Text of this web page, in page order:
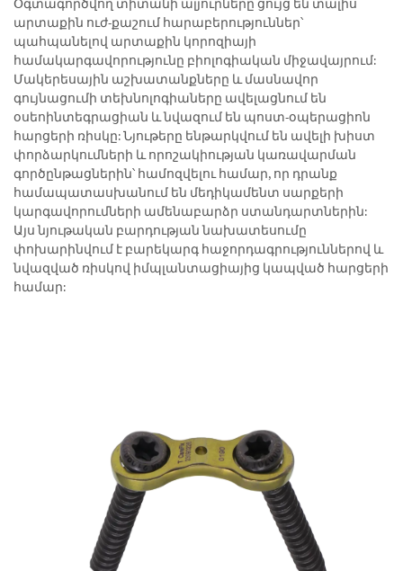
Օգտագործվող տիտանի ալյուրները ցույց են տալիս
արտաքին ուժ-քաշում հարաբերություններ՝
պահպանելով արտաքին կորոզիայի
համակարգավորությունը բիոլոգիական միջավայրում:
Մակերեսային աշխատանքները և մասնավոր
գույնացումի տեխնոլոգիաները ավելացնում են
օսեոինտեգրացիան և նվազում են պոստ-օպերացիոն
հարցերի ռիսկը: Նյութերը ենթարկվում են ավելի խիստ
փորձարկումների և որոշակիության կառավարման
գործընթացներին՝ համոզվելու համար, որ դրանք
համապատասխանում են մեդիկամենտ սարքերի
կարգավորումների ամենաբարձր ստանդարտներին:
Այս նյութական բարդության նախատեսումը
փոխարինվում է բարեկարգ հաջորդագրություններով և
նվազված ռիսկով իմպլանտացիայից կապված հարցերի
համար: